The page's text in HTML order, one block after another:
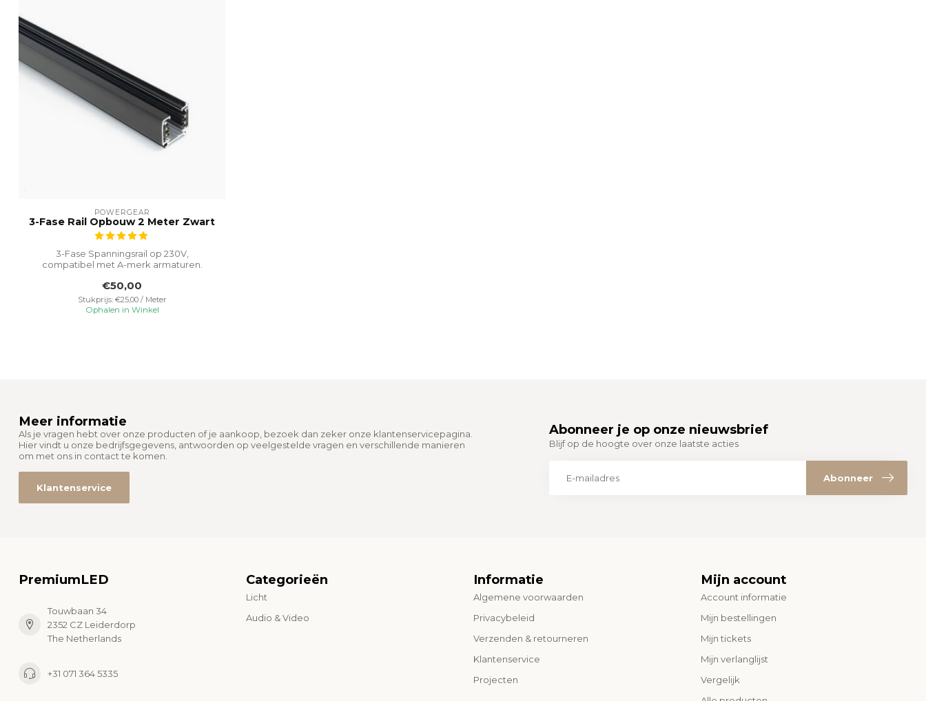
POWERGEAR
3-Fase Rail Opbouw 2 Meter Zwart
3-Fase Spanningsrail op 230V,
compatibel met A-merk armaturen.
€50,00
Stukprijs: €25,00 / Meter
Ophalen in Winkel
Meer informatie
Als je vragen hebt over onze producten of je aankoop, bezoek dan zeker onze klantenservicepagina.
Hier vindt u onze bedrijfsgegevens, antwoorden op veelgestelde vragen en verschillende manieren
om met ons in contact te komen.
Klantenservice
Abonneer je op onze nieuwsbrief
Blijf op de hoogte over onze laatste acties
Abonneer
PremiumLED
Touwbaan 34
2352 CZ Leiderdorp
The Netherlands
+31 071 364 5335
Categorieën
Licht
Audio & Video
Informatie
Algemene voorwaarden
Privacybeleid
Verzenden & retourneren
Klantenservice
Projecten
Mijn account
Account informatie
Mijn bestellingen
Mijn tickets
Mijn verlanglijst
Vergelijk